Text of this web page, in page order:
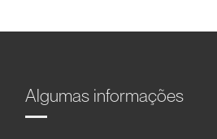
Algumas informações